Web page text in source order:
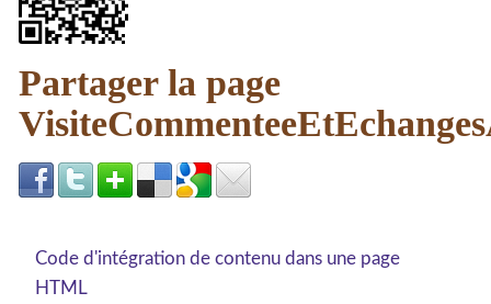
Partager la page
Code d'intégration de contenu dans une page
HTML